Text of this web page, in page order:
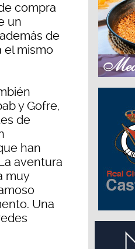
compra
un
de
el mismo
y Gofre,
de
han
aventura
muy
Una